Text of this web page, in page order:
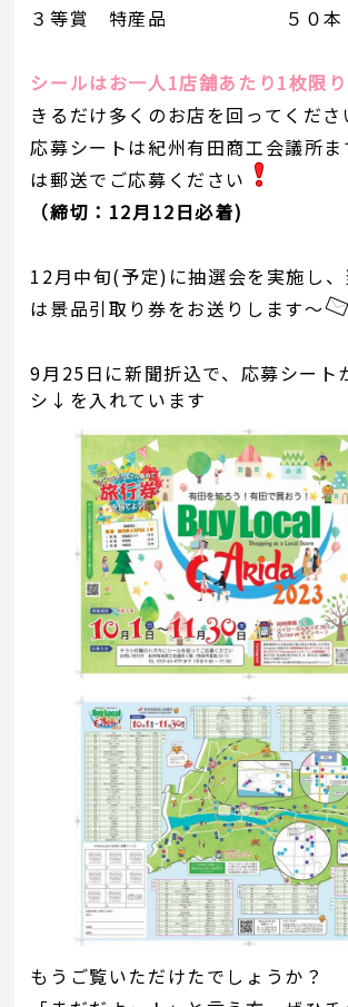
３等賞 特産品 ５０本
シールはお一人1店舗あたり1枚限
きるだけ多くのお店を回ってくださ
応募シートは紀州有田商工会議所ま
は郵送でご応募ください
（締切：12月12日必着)
12月中旬(予定)に抽選会を実施し
は景品引取り券をお送りします～
9月25日に新聞折込で、応募シート
シ↓を入れています
もうご覧いただけたでしょうか？